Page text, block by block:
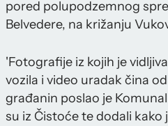
pored polupodzemnog
Belvedere, na križanju
'Fotografije iz kojih je
vozila i video uradak čina
građanin poslao je
su iz Čistoće te dodali